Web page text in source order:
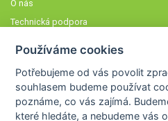
O nás
Technická podpora
Členové STOBklubu
Zásady nakládání s osobními údaji
Otestujte se
Používáme cookies
Potřebujeme od vás povolit
souhlasem budeme používat
poznáme,co vás zajímá.
které hledáte, a nebudeme vás